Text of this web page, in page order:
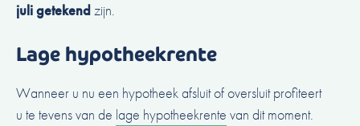
juli getekendzijn.
Lage hypotheekrente
Wanneer u nu een hypotheek afsluit of oversluit profiteert
u te tevens van de lage hypotheekrente van dit moment.